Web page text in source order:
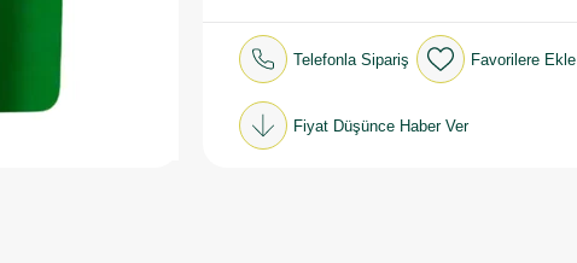
Telefonla Sipariş Favorilere Ekle
Fiyat Düşünce Haber Ver